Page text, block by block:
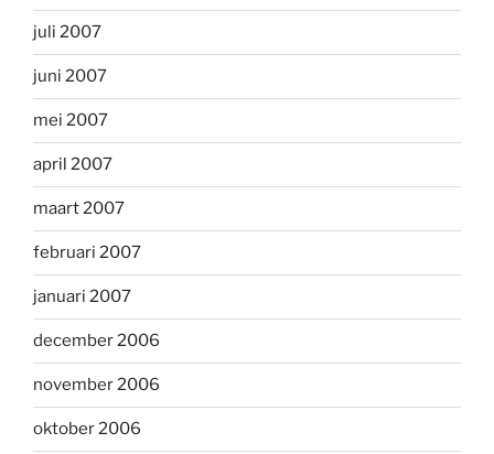
juli 2007
juni 2007
mei 2007
april 2007
maart 2007
februari 2007
januari 2007
december 2006
november 2006
oktober 2006